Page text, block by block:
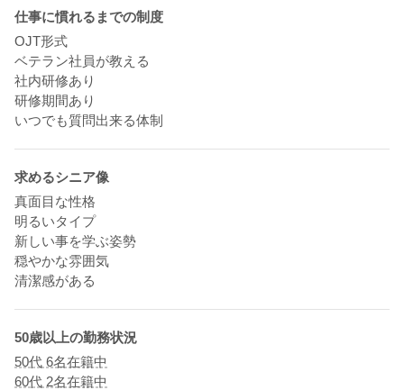
仕事に慣れるまでの制度
OJT形式
ベテラン社員が教える
社内研修あり
研修期間あり
いつでも質問出来る体制
求めるシニア像
真面目な性格
明るいタイプ
新しい事を学ぶ姿勢
穏やかな雰囲気
清潔感がある
50歳以上の勤務状況
50代 6名在籍中
60代 2名在籍中